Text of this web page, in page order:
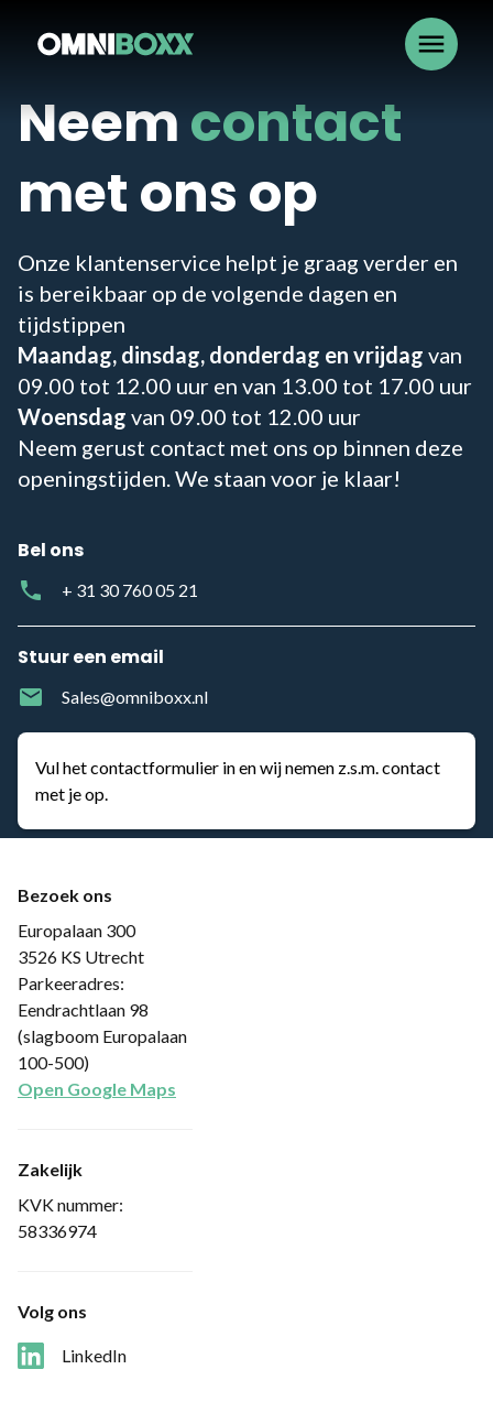
menu
Neemcontact
met ons op
Onze klantenservice helpt je graag verder en
is bereikbaar op de volgende dagen en
tijdstippen
Maandag, dinsdag, donderdag en vrijdag van
09.00 tot 12.00 uur en van 13.00 tot 17.00 uur
Woensdag van 09.00 tot 12.00 uur
Neem gerust contact met ons op binnen deze
openingstijden. We staan voor je klaar!
Bel ons
phone + 31 30 760 05 21
Stuur een email
mail Sales@omniboxx.nl
Vul het contactformulier in en wij nemen z.s.m. contact
met je op.
Bezoek ons
Europalaan 300
3526 KS Utrecht
Parkeeradres:
Eendrachtlaan 98
(slagboom Europalaan
100-500)
Open Google Maps
Zakelijk
KVK nummer:
58336974
Volg ons
LinkedIn